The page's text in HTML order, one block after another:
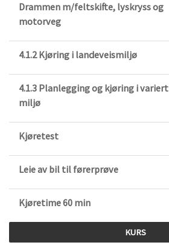
Drammen m/feltskifte, lyskryss og
motorveg
4.1.2 Kjøring i landeveismiljø
4.1.3 Planlegging og kjøring i variert
miljø
Kjøretest
Leie av bil til førerprøve
Kjøretime 60 min
KURS